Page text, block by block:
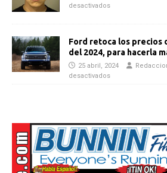
desactivados
Ford retoca los precios
del 2024, para hacerla
25 abril, 2024
desactivados